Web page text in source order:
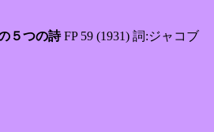
５つの詩FP 59 (1931) 詞:ジャコブ